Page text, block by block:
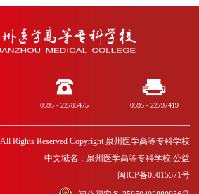
0595 - 22783475 0595 - 22797419
All Rights Reserved Copyright 泉州医学高等专科学校
中文域名：泉州医学高等专科学校.公益
闽ICP备05015571号